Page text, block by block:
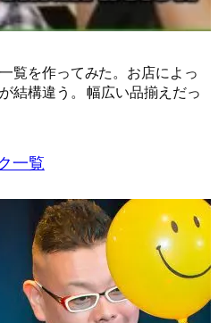
覧を作ってみた。お店によっ
結構違う。 幅広い品揃えだっ
一覧